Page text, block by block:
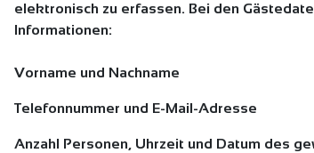
elektronisch zu erfassen. Bei den
Informationen:
Vorname und Nachname
Telefonnummer und E-Mail-Adresse
Anzahl Personen, Uhrzeit und Datum des